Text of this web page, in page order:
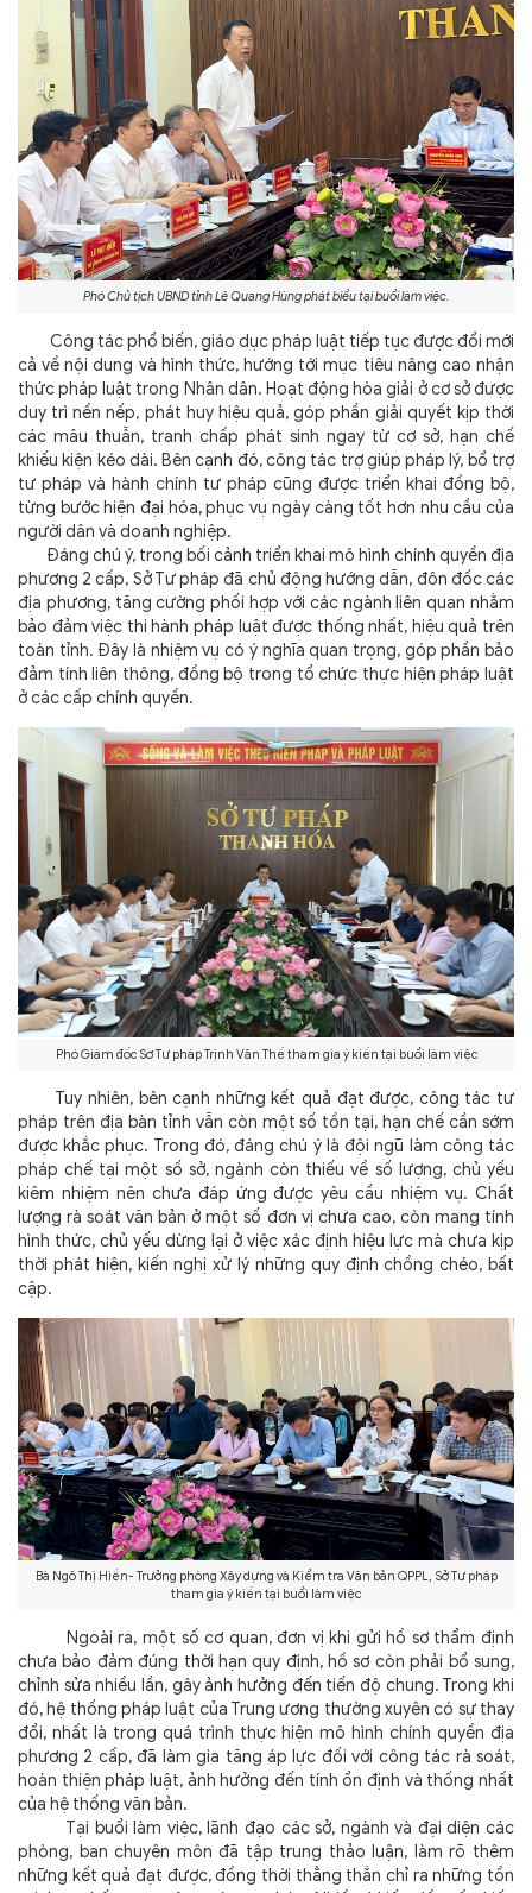
Phó Chủ tịch UBND tỉnh Lê Quang Hùng phát biểu tại buổi làm việc.
Công tác phổ biến, giáo dục pháp luật tiếp tục được đổi mới
cả về nội dung và hình thức, hướng tới mục tiêu nâng cao nhận
thức pháp luật trong Nhân dân. Hoạt động hòa giải ở cơ sở được
duy trì nền nếp, phát huy hiệu quả, góp phần giải quyết kịp thời
các mâu thuẫn, tranh chấp phát sinh ngay từ cơ sở, hạn chế
khiếu kiện kéo dài. Bên cạnh đó, công tác trợ giúp pháp lý, bổ trợ
tư pháp và hành chính tư pháp cũng được triển khai đồng bộ,
từng bước hiện đại hóa, phục vụ ngày càng tốt hơn nhu cầu của
người dân và doanh nghiệp.
Đáng chú ý, trong bối cảnh triển khai mô hình chính quyền địa
phương 2 cấp, Sở Tư pháp đã chủ động hướng dẫn, đôn đốc các
địa phương, tăng cường phối hợp với các ngành liên quan nhằm
bảo đảm việc thi hành pháp luật được thống nhất, hiệu quả trên
toàn tỉnh. Đây là nhiệm vụ có ý nghĩa quan trọng, góp phần bảo
đảm tính liên thông, đồng bộ trong tổ chức thực hiện pháp luật
ở các cấp chính quyền.
Phó Giám đốc Sơ Tư pháp Trịnh Văn Thế tham gia ý kiến tại buổi làm việc
Tuy nhiên, bên cạnh những kết quả đạt được, công tác tư
pháp trên địa bàn tỉnh vẫn còn một số tồn tại, hạn chế cần sớm
được khắc phục. Trong đó, đáng chú ý là đội ngũ làm công tác
pháp chế tại một số sở, ngành còn thiếu về số lượng, chủ yếu
kiêm nhiệm nên chưa đáp ứng được yêu cầu nhiệm vụ. Chất
lượng rà soát văn bản ở một số đơn vị chưa cao, còn mang tính
hình thức, chủ yếu dừng lại ở việc xác định hiệu lực mà chưa kịp
thời phát hiện, kiến nghị xử lý những quy định chồng chéo, bất
cập.
Bà Ngô Thị Hiền- Trưởng phòng Xây dựng và Kiểm tra Văn bản QPPL, Sở Tư pháp
tham gia ý kiến tại buổi làm việc
Ngoài ra, một số cơ quan, đơn vị khi gửi hồ sơ thẩm định
chưa bảo đảm đúng thời hạn quy định, hồ sơ còn phải bổ sung,
chỉnh sửa nhiều lần, gây ảnh hưởng đến tiến độ chung. Trong khi
đó, hệ thống pháp luật của Trung ương thường xuyên có sự thay
đổi, nhất là trong quá trình thực hiện mô hình chính quyền địa
phương 2 cấp, đã làm gia tăng áp lực đối với công tác rà soát,
hoàn thiện pháp luật, ảnh hưởng đến tính ổn định và thống nhất
của hệ thống văn bản.
Tại buổi làm việc, lãnh đạo các sở, ngành và đại diện các
phòng, ban chuyên môn đã tập trung thảo luận, làm rõ thêm
những kết quả đạt được, đồng thời thẳng thắn chỉ ra những tồn